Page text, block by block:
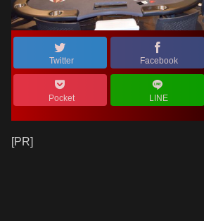
Twitter Facebook
Pocket LINE
[PR]